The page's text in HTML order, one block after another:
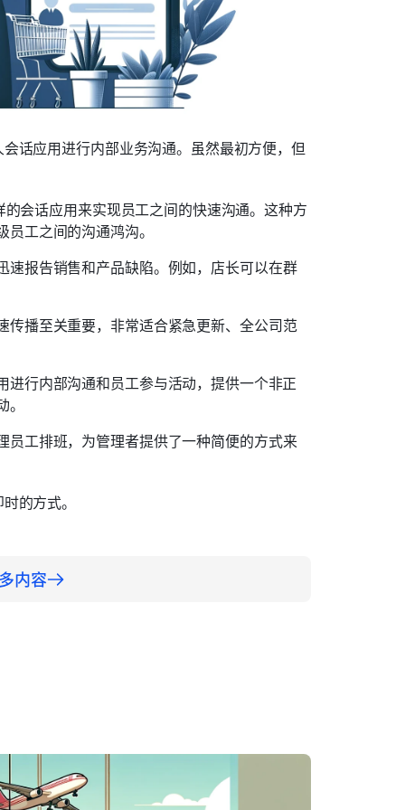
话应用进行内部业务沟通。虽然最初方便，但
会话应用来实现员工之间的快速沟通。这种方
工之间的沟通鸿沟。
速报告销售和产品缺陷。例如，店长可以在群
传播至关重要，非常适合紧急更新、全公司范
进行内部沟通和员工参与活动，提供一个非正
工排班，为管理者提供了一种简便的方式来
的方式。
内容